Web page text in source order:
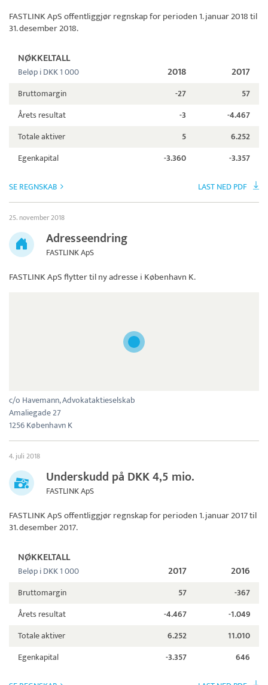
FASTLINK ApSoffentliggjør regnskap for perioden 1. januar 2018 til
31. desember 2018.
NØKKELTALL
Beløp i DKK 1 000 2018 2017
Bruttomargin -27
57
Årets resultat
-3
-4.467
Totale aktiver
5
6.252
Egenkapital
-3.360 -3.357
SE REGNSKAB LAST NED PDF
25. november 2018
Adresseendring
FASTLINK ApS
FASTLINK ApSflytter til ny adresse i København K.
c/o Havemann, Advokataktieselskab
Amaliegade 27
1256 København K
4. juli 2018
Underskudd på DKK 4,5 mio.
FASTLINK ApS
FASTLINK ApSoffentliggjør regnskap for perioden 1. januar 2017 til
31. desember 2017.
NØKKELTALL
Beløp i DKK 1 000 2017 2016
Bruttomargin 57
-367
Årets resultat
-4.467
-1.049
Totale aktiver
6.252
11.010
Egenkapital
-3.357 646